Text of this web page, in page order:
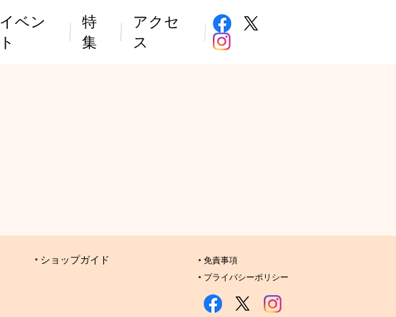
イベン
ト
特
集
アクセ
ス
ショップガイド
免責事項
プライバシーポリシー